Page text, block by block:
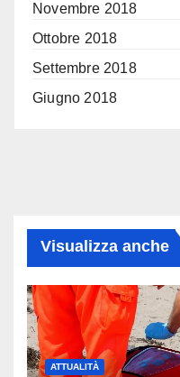
Novembre 2018
Ottobre 2018
Settembre 2018
Giugno 2018
Visualizza anche
ATTUALITÀ